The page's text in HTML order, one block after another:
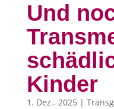
Und
Kinder
1. Dez.. 2025 |